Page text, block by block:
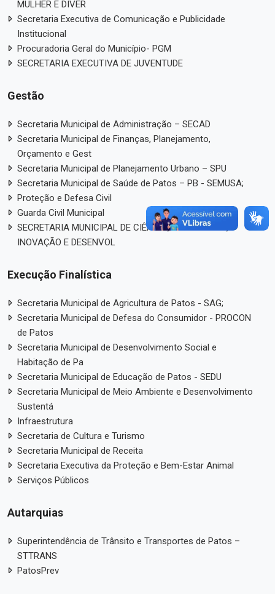
MULHER E DIVER
Secretaria Executiva de Comunicação e Publicidade
Institucional
Procuradoria Geral do Município- PGM
SECRETARIA EXECUTIVA DE JUVENTUDE
Gestão
Secretaria Municipal de Administração – SECAD
Secretaria Municipal de Finanças, Planejamento,
Orçamento e Gest
Secretaria Municipal de Planejamento Urbano – SPU
Secretaria Municipal de Saúde de Patos – PB - SEMUSA;
Proteção e Defesa Civil
Guarda Civil Municipal
SECRETARIA MUNICIPAL DE CIÊNCIA, TECNOLOGIA,
INOVAÇÃO E DESENVOL
Execução Finalística
Secretaria Municipal de Agricultura de Patos - SAG;
Secretaria Municipal de Defesa do Consumidor - PROCON
de Patos
Secretaria Municipal de Desenvolvimento Social e
Habitação de Pa
Secretaria Municipal de Educação de Patos - SEDU
Secretaria Municipal de Meio Ambiente e Desenvolvimento
Sustentá
Infraestrutura
Secretaria de Cultura e Turismo
Secretaria Municipal de Receita
Secretaria Executiva da Proteção e Bem-Estar Animal
Serviços Públicos
Autarquias
Superintendência de Trânsito e Transportes de Patos –
STTRANS
PatosPrev